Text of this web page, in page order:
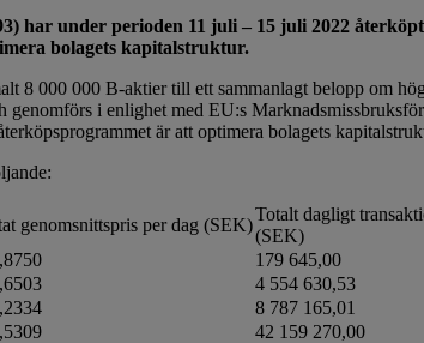
under perioden 11 juli – 15 juli 2022
bolagets kapitalstruktur.
8 000 000 B-aktier till ett sammanlagt belopp om
genomförs i enlighet med EU:s
är att optimera bolagets
genomsnittspris per dag (SEK)
Totalt dagligt
(SEK)
179 645,00
4 554 630,53
8 787 165,01
42 159 270,00